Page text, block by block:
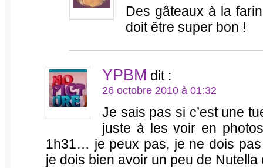
Des gâteaux à la
doit être super bon !
YPBM dit :
26 octobre 2010 à 01:32
Je sais pas si c’est une
juste à les voir en
1h31… je peux pas, je ne dois
je dois bien avoir un peu de Nutella